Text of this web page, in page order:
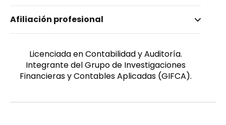
Candelario Pin, Ámbar Anyeli
Femenino
Afiliación profesional
Licenciada en Contabilidad y Auditoría.
Integrante del Grupo de Investigaciones
Financieras y Contables Aplicadas (GIFCA).